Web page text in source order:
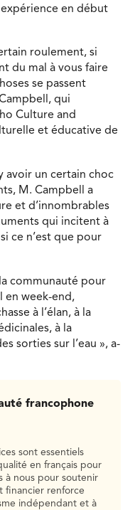
expérience en début
roulement, si
du mal à vous faire
se passent
qui
Culture and
et éducative de
avoir un certain choc
M. Campbell a
et d’innombrables
qui incitent à
ce n’est que pour
communauté pour
en week-end,
à l’élan, à la
à la
sorties sur l’eau », a-
francophone
sont essentiels
en français pour
à nous pour soutenir
financier renforce
indépendant et à